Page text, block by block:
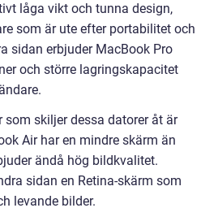
låga vikt och tunna design,
som är ute efter portabilitet och
sidan erbjuder MacBook Pro
och större lagringskapacitet
som skiljer dessa datorer åt är
Air har en mindre skärm än
ändå hög bildkvalitet.
sidan en Retina-skärm som
levande bilder.